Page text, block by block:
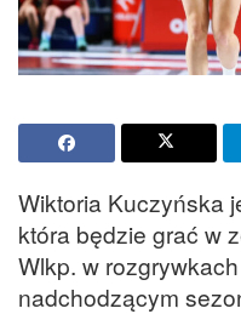
Wiktoria Kuczyńska
która będzie grać w
Wlkp. w
nadchodzącym